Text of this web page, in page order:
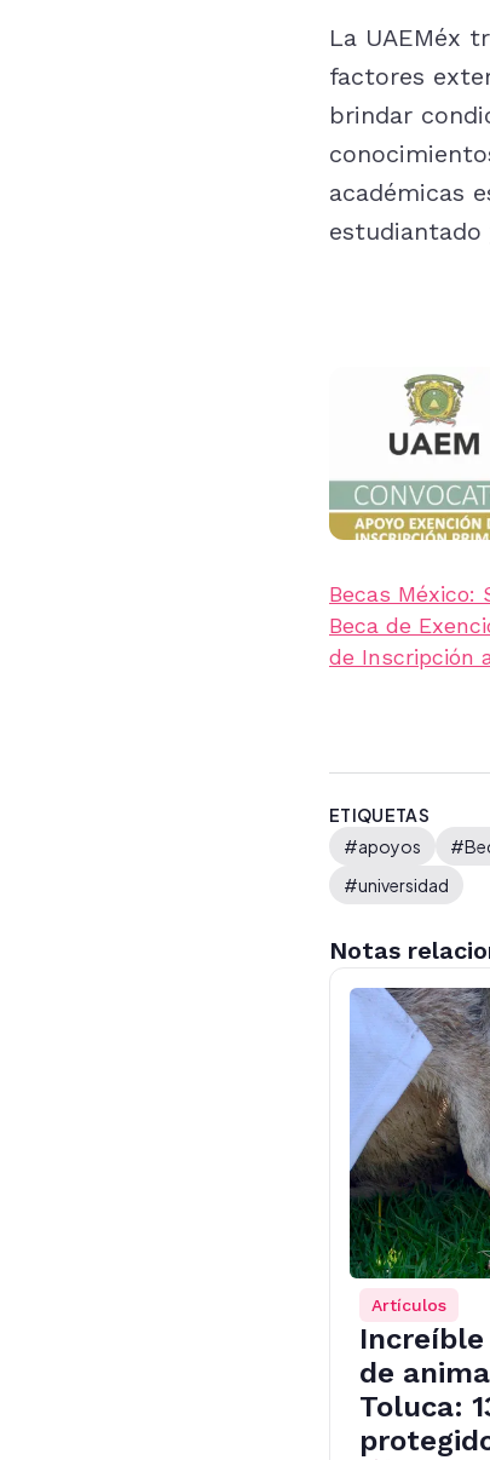
La UAEMéx
factores
brindar
académicas
Becas México:
Beca de
de Inscripción
ETIQUETAS
#apoyos
#universidad
Notas
Artículos
de
Toluca: